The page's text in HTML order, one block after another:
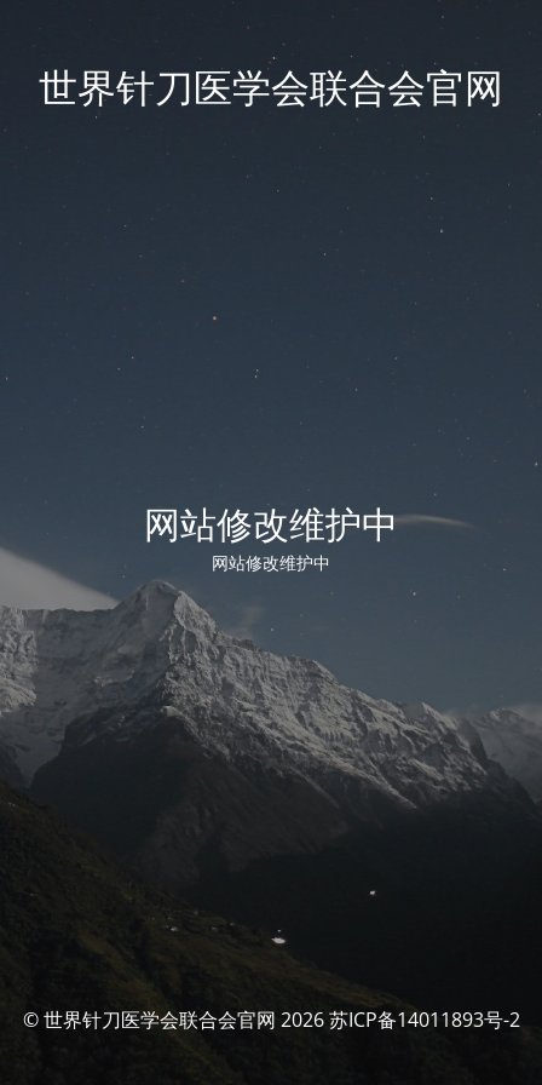
世界针刀医学会联合会官网
网站修改维护中
网站修改维护中
© 世界针刀医学会联合会官网 2026 苏ICP备14011893号-2